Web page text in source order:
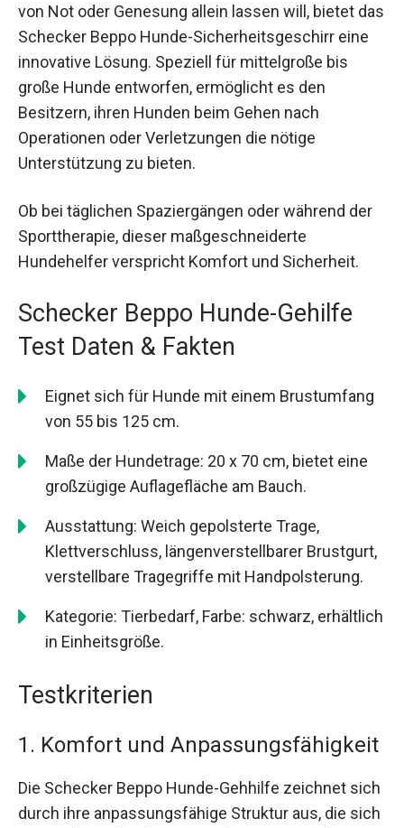
von Not oder Genesung allein lassen will, bietet das
Schecker Beppo Hunde-Sicherheitsgeschirr eine
innovative Lösung. Speziell für mittelgroße bis
große Hunde entworfen, ermöglicht es den
Besitzern, ihren Hunden beim Gehen nach
Operationen oder Verletzungen die nötige
Unterstützung zu bieten.
Ob bei täglichen Spaziergängen oder während der
Sporttherapie, dieser maßgeschneiderte
Hundehelfer verspricht Komfort und Sicherheit.
Schecker Beppo Hunde-Gehilfe
Test Daten & Fakten
Eignet sich für Hunde mit einem Brustumfang
von 55 bis 125 cm.
Maße der Hundetrage: 20 x 70 cm, bietet eine
großzügige Auflagefläche am Bauch.
Ausstattung: Weich gepolsterte Trage,
Klettverschluss, längenverstellbarer Brustgurt,
verstellbare Tragegriffe mit Handpolsterung.
Kategorie: Tierbedarf, Farbe: schwarz, erhältlich
in Einheitsgröße.
Testkriterien
1. Komfort und Anpassungsfähigkeit
Die Schecker Beppo Hunde-Gehhilfe zeichnet sich
durch ihre anpassungsfähige Struktur aus, die sich